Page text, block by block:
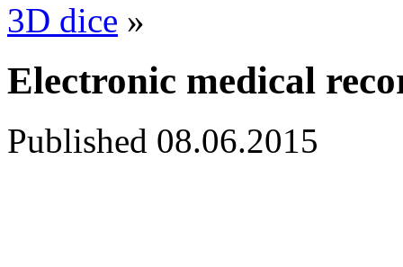
3D dice »
Electronic medical
Published 08.06.2015